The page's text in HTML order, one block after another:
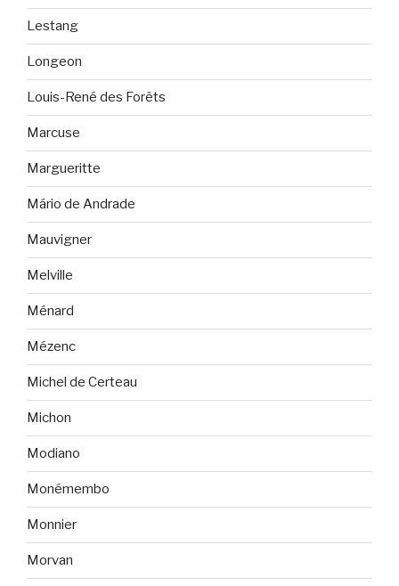
Lestang
Longeon
Louis-René des Forêts
Marcuse
Margueritte
Mário de Andrade
Mauvigner
Melville
Ménard
Mézenc
Michel de Certeau
Michon
Modiano
Monémembo
Monnier
Morvan